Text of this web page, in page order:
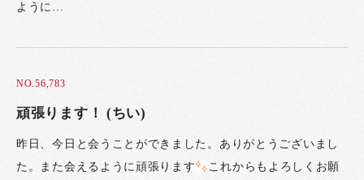
ように…
NO.56,783
頑張ります！ (ちい)
昨日、今日と会うことができました。ありがとうございまし
た。また会えるように頑張ります
これからもよろしくお願